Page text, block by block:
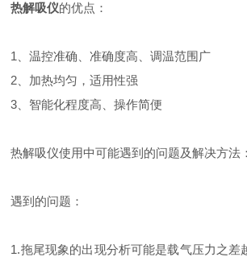
热解吸仪的优点：
1、温控准确、准确度高、调温范围广
2、加热均匀，适用性强
3、智能化程度高、操作简便
热解吸仪使用中可能遇到的问题及解决方法：
遇到的问题：
1.拖尾现象的出现分析可能是载气压力之差